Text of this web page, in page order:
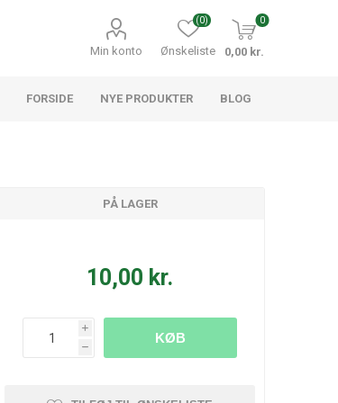
Min konto Ønskeliste
(0) 0
0,00 kr.
FORSIDE NYE PRODUKTER BLOG
PÅ LAGER
10,00 kr.
i
h
KØB